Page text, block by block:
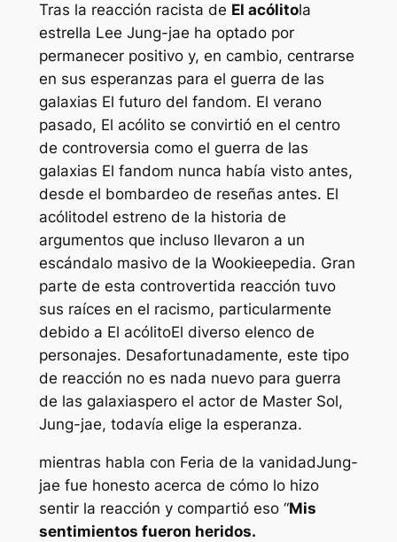
Tras la reacción racista de El acólitola
estrella Lee Jung-jae ha optado por
permanecer positivo y, en cambio, centrarse
en sus esperanzas para el guerra de las
galaxias El futuro del fandom. El verano
pasado, El acólito se convirtió en el centro
de controversia como el guerra de las
galaxias El fandom nunca había visto antes,
desde el bombardeo de reseñas antes. El
acólitodel estreno de la historia de
argumentos que incluso llevaron a un
escándalo masivo de la Wookieepedia. Gran
parte de esta controvertida reacción tuvo
sus raíces en el racismo, particularmente
debido a El acólitoEl diverso elenco de
personajes. Desafortunadamente, este tipo
de reacción no es nada nuevo para guerra
de las galaxiaspero el actor de Master Sol,
Jung-jae, todavía elige la esperanza.
mientras habla con Feria de la vanidadJung-
jae fue honesto acerca de cómo lo hizo
sentir la reacción y compartió eso “Mis
sentimientos fueron heridos.